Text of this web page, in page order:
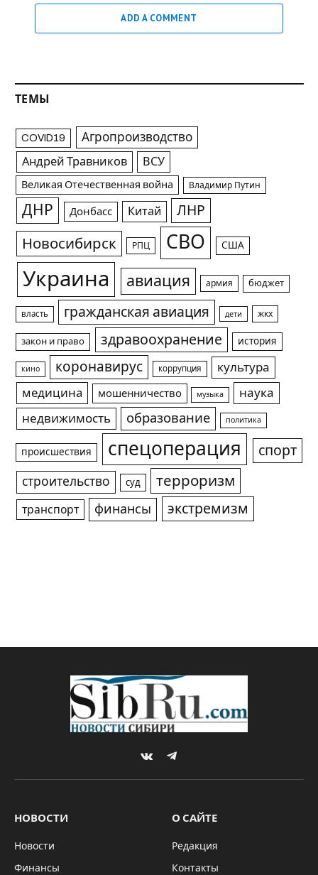
ADD A COMMENT
ТЕМЫ
COVID19 Агропроизводство
Андрей Травников ВСУ
Великая Отечественная война Владимир Путин
ДНР Донбасс Китай ЛНР
Новосибирск РПЦ СВО США
Украина авиация армия бюджет
власть гражданская авиация дети жкх
закон и право здравоохранение история
кино коронавирус коррупция
культура
медицина
мошенничество музыка
наука
недвижимость
образование политика
происшествия спецоперация спорт
строительство суд терроризм
транспорт финансы экстремизм
VKontakteTelegram
НОВОСТИ
Новости
Финансы
О САЙТЕ
Редакция
Контакты